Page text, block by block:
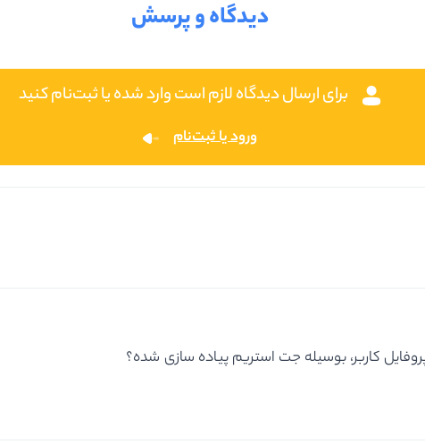
دیدگاه و پرسش
برای ارسال دیدگاه لازم است وارد شده یا ثبت‌نام کنید
ورود یا ثبت‌نام